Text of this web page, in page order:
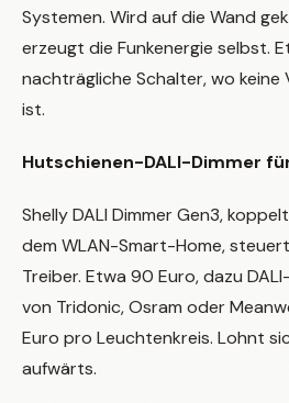
Systemen. Wird auf die Wand
erzeugt die Funkenergie selbst.
nachträgliche Schalter, wo keine
ist.
Hutschienen-DALI-Dimmer
Shelly DALI Dimmer Gen3,
dem WLAN-Smart-Home,
Treiber. Etwa 90 Euro, dazu
von Tridonic, Osram oder
Euro pro Leuchtenkreis. Lohnt
aufwärts.